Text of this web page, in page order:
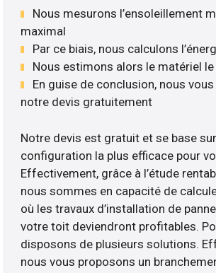
Nous mesurons l’ensoleillement
maximal
Par ce biais, nous calculons
Nous estimons alors le matériel
En guise de conclusion, nous
notre devis gratuitement
Notre devis est gratuit et se base
configuration la plus efficace pour
Effectivement, grâce à l’étude
nous sommes en capacité de
où les travaux d’installation de
votre toit deviendront profitables.
disposons de plusieurs solutions.
nous vous proposons un